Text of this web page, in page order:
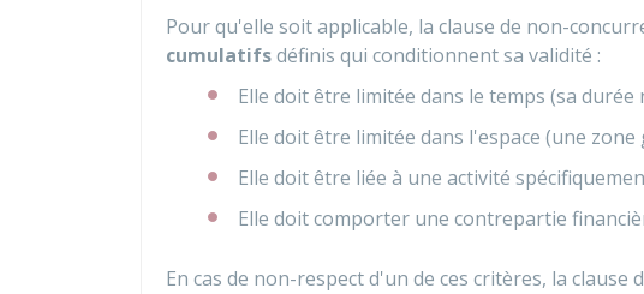
Pour qu'elle soit applicable, la clause de non-
cumulatifsdéfinis qui conditionnent sa validité :
Elle doit être limitée dans le temps (sa durée
Elle doit être limitée dans l'espace (une
Elle doit être liée à une activité
Elle doit comporter une contrepartie
En cas de non-respect d'un de ces critères, la